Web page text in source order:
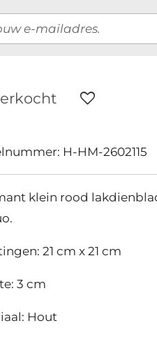
H-HM-2602115
klein rood
21 cm x 21 cm
3 cm
Hout